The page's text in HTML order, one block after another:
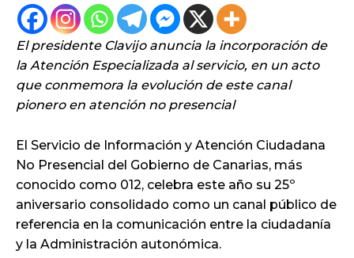
El presidente Clavijo anuncia la incorporación de
la Atención Especializada al servicio, en un acto
que conmemora la evolución de este canal
pionero en atención no presencial
El Servicio de Información y Atención Ciudadana
No Presencial del Gobierno de Canarias, más
conocido como 012, celebra este año su 25º
aniversario consolidado como un canal público de
referencia en la comunicación entre la ciudadanía
y la Administración autonómica.